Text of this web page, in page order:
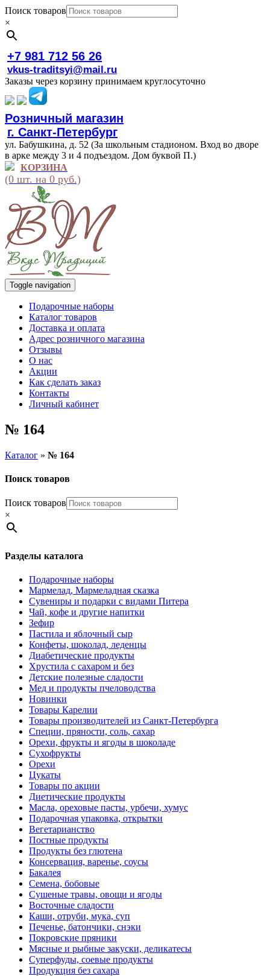
Поиск товаров
×
+7 981 712 56 26
vkus-traditsyi@mail.ru
Заказы через корзину принимаем круглосуточно
Розничный магазин
г. Санкт-Петербург
ул. Бабушкина, д. 52 (За школьным стадионом. Вход во дворе
в арке между 3 и 4 подъездом. Дом буквой П.)
КОРЗИНА
(0 шт. на 0 руб.)
Toggle navigation
Подарочные наборы
Каталог товаров
Доставка и оплата
Адрес розничного магазина
Отзывы
О нас
Акции
Как сделать заказ
Контакты
Личный кабинет
№ 164
Каталог » № 164
Поиск товаров
Поиск товаров
×
Разделы каталога
Подарочные наборы
Мармелад, Мармеладная сказка
Сувениры и подарки с видами Питера
Чай, кофе и другие напитки
Зефир
Пастила и яблочный сыр
Конфеты, шоколад, леденцы
Диабетические продукты
Хрустила с сахаром и без
Детские полезные сладости
Мед и продукты пчеловодства
Новинки
Товары Карелии
Товары производителей из Санкт-Петербурга
Специи, пряности, соль, сахар
Орехи, фрукты и ягоды в шоколаде
Сухофрукты
Орехи
Цукаты
Товары по акции
Диетические продукты
Масла, ореховые пасты, урбечи, хумус
Подарочная упаковка, открытки
Вегетарианство
Постные продукты
Продукты без глютена
Консервация, варенье, соусы
Бакалея
Семена, бобовые
Сушеные травы, овощи и ягоды
Восточные сладости
Каши, отруби, мука, суп
Печенье, батончики, снэки
Покровские пряники
Мясные и рыбные закуски, деликатесы
Суперфуды, соевые продукты
Продукция без сахара